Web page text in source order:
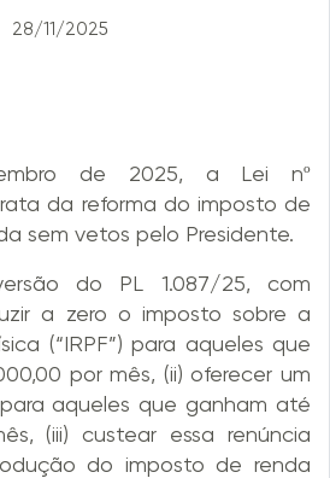
28/11/2025
de 2025, a Lei nº
da reforma do imposto de
sem vetos pelo Presidente.
do PL 1.087/25, com
a zero o imposto sobre a
(“IRPF”) para aqueles que
por mês, (ii) oferecer um
aqueles que ganham até
(iii) custear essa renúncia
do imposto de renda